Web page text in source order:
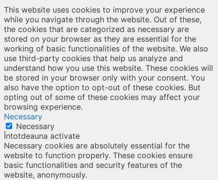
This website uses cookies to improve your experience
while you navigate through the website. Out of these,
the cookies that are categorized as necessary are
stored on your browser as they are essential for the
working of basic functionalities of the website. We also
use third-party cookies that help us analyze and
understand how you use this website. These cookies will
be stored in your browser only with your consent. You
also have the option to opt-out of these cookies. But
opting out of some of these cookies may affect your
browsing experience.
Necessary
Necessary
Întotdeauna activate
Necessary cookies are absolutely essential for the
website to function properly. These cookies ensure
basic functionalities and security features of the
website, anonymously.